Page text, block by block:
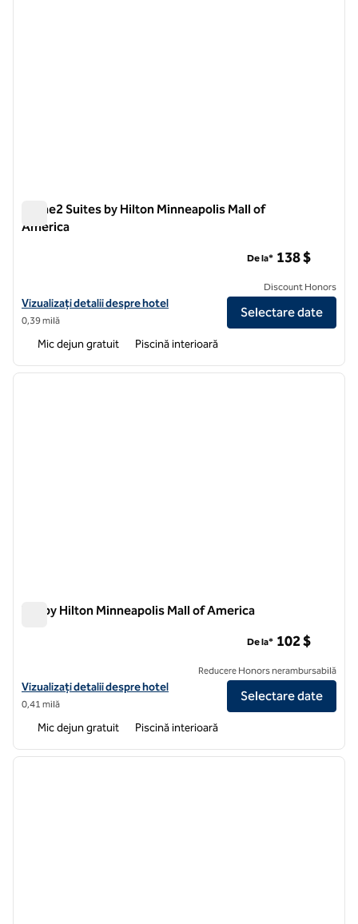
Home2 Suites by Hilton Minneapolis Mall of
America
Vizualizați detaliile hotelului pentru Home2 Suites by Hilton
Vizualizați detalii despre hotel
0,39 milă
De la* 138 $
Discount Honors
Selectare date
Mic dejun gratuit Piscină interioară
1 din 12
Tru by Hilton Minneapolis Mall of America
Vizualizați detaliile hotelului pentru Tru by Hilton Minneapolis Mall of
Vizualizați detalii despre hotel
0,41 milă
De la* 102 $
Reducere Honors nerambursabilă
Selectare date
Mic dejun gratuit Piscină interioară
1 din 12